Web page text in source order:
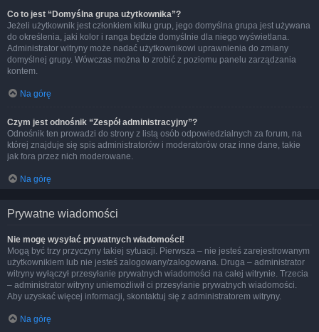
Co to jest “Domyślna grupa użytkownika”?
Jeżeli użytkownik jest członkiem kilku grup, jego domyślna grupa jest używana
do określenia, jaki kolor i ranga będzie domyślnie dla niego wyświetlana.
Administrator witryny może nadać użytkownikowi uprawnienia do zmiany
domyślnej grupy. Wówczas można to zrobić z poziomu panelu zarządzania
kontem.
Na górę
Czym jest odnośnik “Zespół administracyjny”?
Odnośnik ten prowadzi do strony z listą osób odpowiedzialnych za forum, na
której znajduje się spis administratorów i moderatorów oraz inne dane, takie
jak fora przez nich moderowane.
Na górę
Prywatne wiadomości
Nie mogę wysyłać prywatnych wiadomości!
Mogą być trzy przyczyny takiej sytuacji. Pierwsza – nie jesteś zarejestrowanym
użytkownikiem lub nie jesteś zalogowany/zalogowana. Druga – administrator
witryny wyłączył przesyłanie prywatnych wiadomości na całej witrynie. Trzecia
– administrator witryny uniemożliwił ci przesyłanie prywatnych wiadomości.
Aby uzyskać więcej informacji, skontaktuj się z administratorem witryny.
Na górę